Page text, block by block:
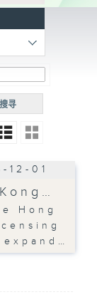
搜寻
12-01
Hong